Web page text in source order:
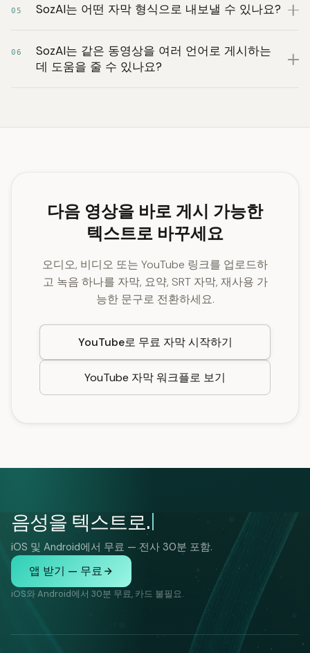
05 SozAI는 어떤 자막 형식으로 내보낼 수 있나요?
06
SozAI는 같은 동영상을 여러 언어로 게시하는
데 도움을 줄 수 있나요?
다음 영상을 바로 게시 가능한
텍스트로 바꾸세요
오디오, 비디오 또는 YouTube 링크를 업로드하
고 녹음 하나를 자막, 요약, SRT 자막, 재사용 가
능한 문구로 전환하세요.
YouTube로 무료 자막 시작하기
YouTube 자막 워크플로 보기
음성을 텍스트로.
iOS 및 Android에서 무료 — 전사 30분 포함.
앱 받기 — 무료
iOS와 Android에서 30분 무료, 카드 불필요.